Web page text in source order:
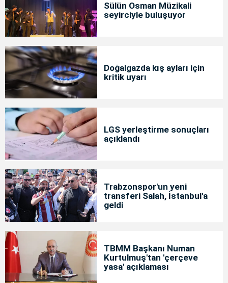
Sülün Osman Müzikali
seyirciyle buluşuyor
Doğalgazda kış ayları için
kritik uyarı
LGS yerleştirme sonuçları
açıklandı
Trabzonspor'un yeni
transferi Salah, İstanbul'a
geldi
TBMM Başkanı Numan
Kurtulmuş'tan 'çerçeve
yasa' açıklaması